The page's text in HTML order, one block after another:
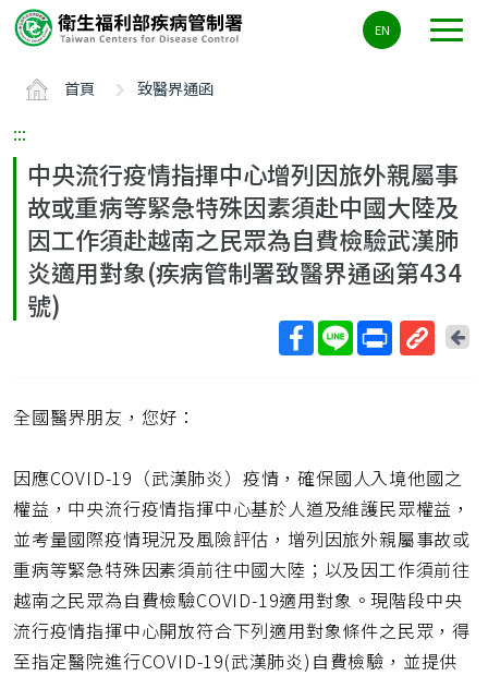
要
ALT+C
EN
首頁 致醫界通函
:::
中央流行疫情指揮中心增列因旅外親屬事
故或重病等緊急特殊因素須赴中國大陸及
因工作須赴越南之民眾為自費檢驗武漢肺
炎適用對象(疾病管制署致醫界通函第434
號)
址
回
全國醫界朋友，您好：
因應COVID-19（武漢肺炎）疫情，確保國人入境他國之
權益，中央流行疫情指揮中心基於人道及維護民眾權益，
並考量國際疫情現況及風險評估，增列因旅外親屬事故或
重病等緊急特殊因素須前往中國大陸；以及因工作須前往
越南之民眾為自費檢驗COVID-19適用對象。現階段中央
流行疫情指揮中心開放符合下列適用對象條件之民眾，得
至指定醫院進行COVID-19(武漢肺炎)自費檢驗，並提供